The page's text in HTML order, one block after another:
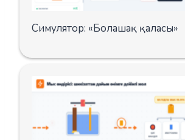
Симулятор: «Болашақ қаласы»